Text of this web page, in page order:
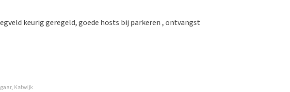
mail
keurig geregeld, goede hosts bij parkeren , ontvangst
Katwijk